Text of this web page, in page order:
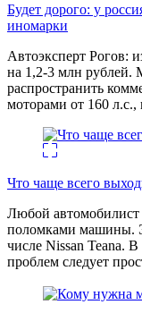
Будет дорого: у
иномарки
Автоэксперт Рогов:
на 1,2-3 млн рублей.
распространить
моторами от 160 л.с.,
Что чаще всего
Любой
поломками машины.
числе Nissan Teana.
проблем следует